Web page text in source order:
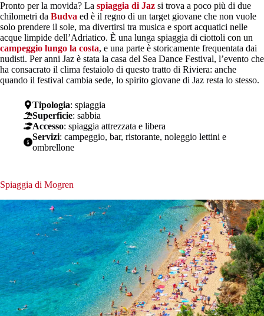
Pronto per la movida? La spiaggia di Jaz si trova a poco più di due
chilometri da Budva ed è il regno di un target giovane che non vuole
solo prendere il sole, ma divertirsi tra musica e sport acquatici nelle
acque limpide dell’Adriatico. È una lunga spiaggia di ciottoli con un
campeggio lungo la costa, e una parte è storicamente frequentata dai
nudisti. Per anni Jaz è stata la casa del Sea Dance Festival, l’evento che
ha consacrato il clima festaiolo di questo tratto di Riviera: anche
quando il festival cambia sede, lo spirito giovane di Jaz resta lo stesso.
Tipologia: spiaggia
Superficie: sabbia
Accesso: spiaggia attrezzata e libera
Servizi: campeggio, bar, ristorante, noleggio lettini e
ombrellone
Spiaggia di Mogren